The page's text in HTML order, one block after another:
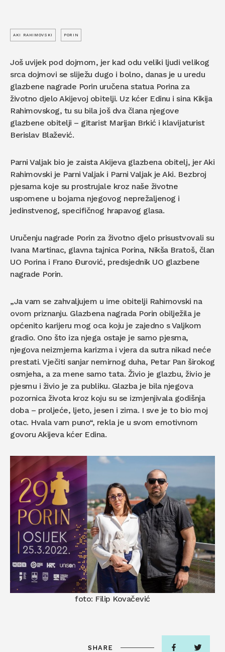
AKI RAHIMOVSKI PORIN
Još uvijek pod dojmom, jer kad odu veliki ljudi velikog
srca dojmovi se sliježu dugo i bolno, danas je u uredu
glazbene nagrade Porin uručena statua Porina za
životno djelo Akijevoj obitelji. Uz kćer Edinu i sina Kikija
Rahimovskog, tu su bila još dva člana njegove
glazbene obitelji – gitarist Marijan Brkić i klavijaturist
Berislav Blažević.
Parni Valjak bio je zaista Akijeva glazbena obitelj, jer Aki
Rahimovski je Parni Valjak i Parni Valjak je Aki. Bezbroj
pjesama koje su prostrujale kroz naše životne
uspomene u bojama njegovog neprežaljenog i
jedinstvenog, specifičnog hrapavog glasa.
Uručenju nagrade Porin za životno djelo prisustvovali su
Ivana Martinac, glavna tajnica Porina, Nikša Bratoš, član
UO Porina i Frano Đurović, predsjednik UO glazbene
nagrade Porin.
„Ja vam se zahvaljujem u ime obitelji Rahimovski na
ovom priznanju. Glazbena nagrada Porin obilježila je
općenito karijeru mog oca koju je zajedno s Valjkom
gradio. Ono što iza njega ostaje je samo pjesma,
njegova neizmjerna karizma i vjera da sutra nikad neće
prestati. Vječiti sanjar nemirnog duha, Petar Pan širokog
osmjeha, a za mene samo tata. Živio je glazbu, živio je
pjesmu i živio je za publiku. Glazba je bila njegova
pozornica života kroz koju su se izmjenjivala godišnja
doba – proljeće, ljeto, jesen i zima. I sve je to bio moj
otac. Hvala vam puno“, rekla je u svom emotivnom
govoru Akijeva kćer Edina.
foto: Filip Kovačević
SHARE